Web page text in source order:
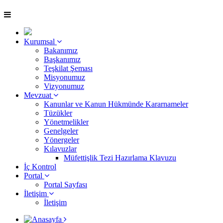
Kurumsal
Bakanımız
Başkanımız
Teşkilat Şeması
Misyonumuz
Vizyonumuz
Mevzuat
Kanunlar ve Kanun Hükmünde Kararnameler
Tüzükler
Yönetmelikler
Genelgeler
Yönergeler
Kılavuzlar
Müfettişlik Tezi Hazırlama Klavuzu
İç Kontrol
Portal
Portal Sayfası
İletişim
İletişim